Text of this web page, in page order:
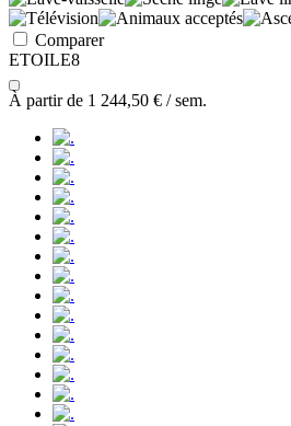
Comparer
ETOILE8
À partir de 1 244,50 € / sem.